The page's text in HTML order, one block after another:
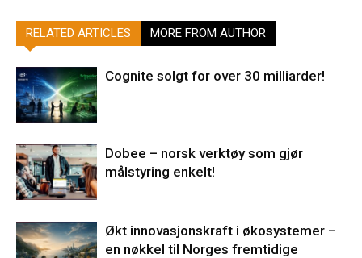
RELATED ARTICLES MORE FROM AUTHOR
Cognite solgt for over 30 milliarder!
Dobee – norsk verktøy som gjør
målstyring enkelt!
Økt innovasjonskraft i økosystemer –
en nøkkel til Norges fremtidige